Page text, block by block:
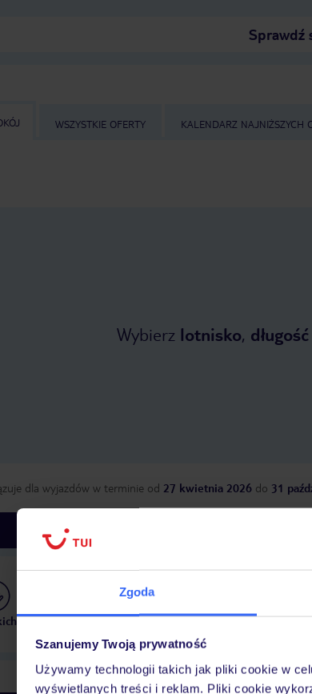
Zgoda
Szanujemy Twoją prywatność
Używamy technologii takich jak pliki cookie w
wyświetlanych treści i reklam. Pliki cookie
Sprawdź
WSZYSTKIE OFERTY KALENDARZ NAJNIŻSZYCH
Wybierz lotnisko,
dla wyjazdów w terminie od 27 kwietnia 2026 do 31
cen
Największe biuro podróży
30 lat w